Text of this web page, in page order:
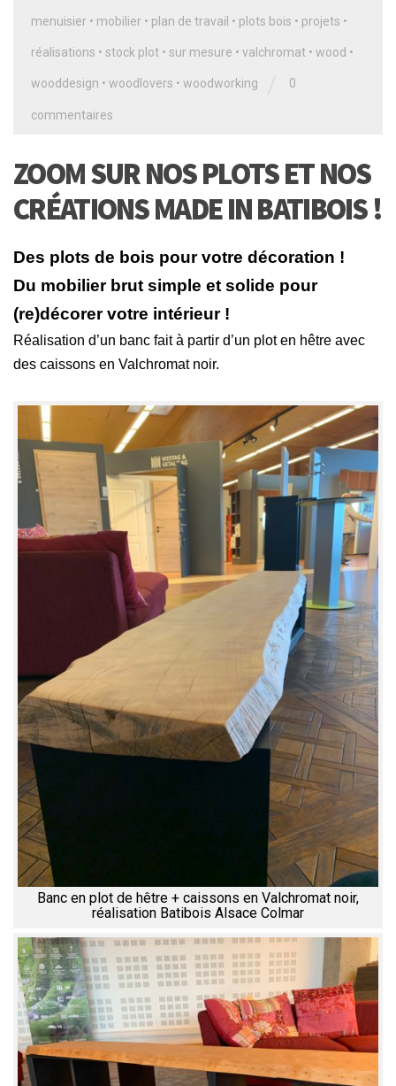
menuisier • mobilier • plan de travail • plots bois • projets •
réalisations • stock plot • sur mesure • valchromat • wood •
wooddesign • woodlovers • woodworking 0
commentaires
ZOOM SUR NOS PLOTS ET NOS
CRÉATIONS MADE IN BATIBOIS !
Des plots de bois pour votre décoration !
Du mobilier brut simple et solide pour
(re)décorer votre intérieur !
Réalisation d’un banc fait à partir d’un plot en hêtre avec
des caissons en Valchromat noir.
Banc en plot de hêtre + caissons en Valchromat noir,
réalisation Batibois Alsace Colmar